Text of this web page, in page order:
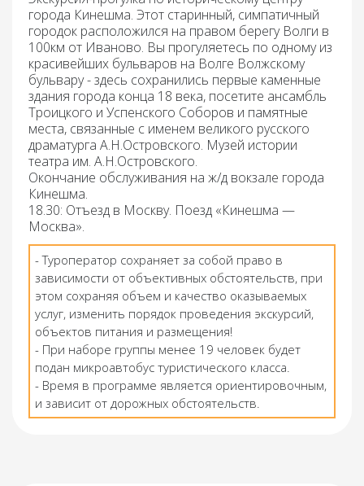
города Кинешма. Этот старинный, симпатичный
городок расположился на правом берегу Волги в
100км от Иваново. Вы прогуляетесь по одному из
красивейших бульваров на Волге Волжскому
бульвару - здесь сохранились первые каменные
здания города конца 18 века, посетите ансамбль
Троицкого и Успенского Соборов и памятные
места, связанные с именем великого русского
драматурга А.Н.Островского. Музей истории
театра им. А.Н.Островского.
Окончание обслуживания на ж/д вокзале города
Кинешма.
18.30: Отъезд в Москву. Поезд «Кинешма —
Москва».
- Туроператор сохраняет за собой право в
зависимости от объективных обстоятельств, при
этом сохраняя объем и качество оказываемых
услуг, изменить порядок проведения экскурсий,
объектов питания и размещения!
- При наборе группы менее 19 человек будет
подан микроавтобус туристического класса.
- Время в программе является ориентировочным,
и зависит от дорожных обстоятельств.